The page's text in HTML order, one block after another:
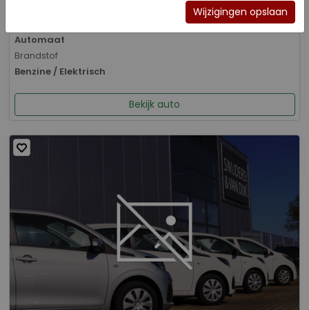
Automaat
Brandstof
Benzine / Elektrisch
Bekijk auto
Wijzigingen opslaan